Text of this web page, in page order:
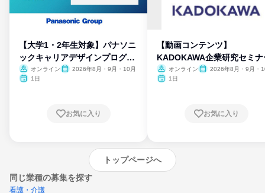
【大学1・2年生対象】パナソニ
ックキャリアデザインプログラ
ム
オンライン
2026年8月・9月・10月
1日
お気に入り
【動画コンテンツ】
KADOKAWA企業研究セミナ
オンライン
2026年8月・9月・
1日
お気に入り
トップページへ
同じ業種の募集を探す
看護・介護